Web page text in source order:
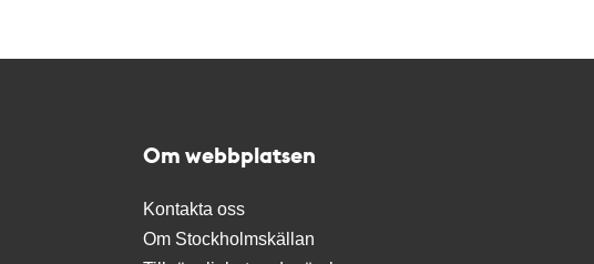
Om webbplatsen
Kontakta oss
Om Stockholmskällan